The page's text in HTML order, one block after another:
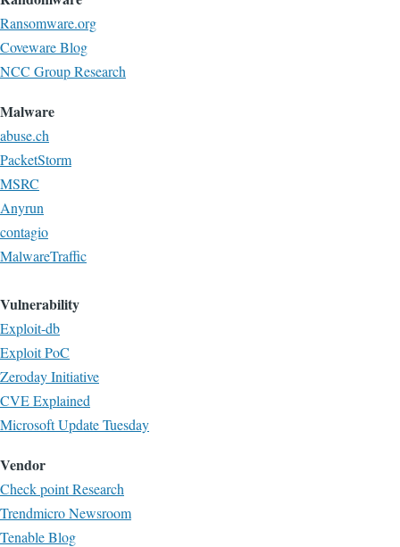
Ransomware.org
Coveware Blog
NCC Group Research
Malware
abuse.ch
PacketStorm
MSRC
Anyrun
contagio
MalwareTraffic
Vulnerability
Exploit-db
Exploit PoC
Zeroday Initiative
CVE Explained
Microsoft Update Tuesday
Vendor
Check point Research
Trendmicro Newsroom
Tenable Blog